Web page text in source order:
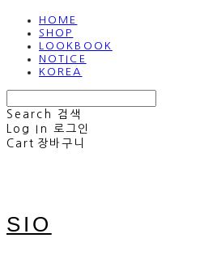
HOME
SHOP
LOOKBOOK
NOTICE
KOREA
Search
검색
Log In
로그인
Cart 장바구니
SIO